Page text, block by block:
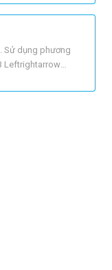
chữ số cuối cùng
Sử dụng phương
a<bLeftrightarrow